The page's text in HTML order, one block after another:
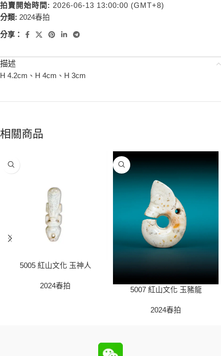
拍賣開始時間: 2026-06-13 13:00:00 (GMT+8)
分類: 2024春拍
分享：
描述
H 4.2cm、H 4cm、H 3cm
相關商品
5005 紅山文化 玉神人
2024春拍 5007 紅山文化 玉豬龍
2024春拍